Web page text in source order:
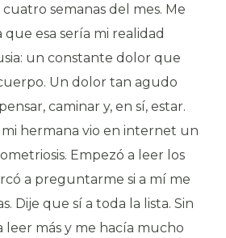
semanas del mes. Me
que esa sería mi realidad
un constante dolor que
Un dolor tan agudo
caminar y, en sí, estar.
hermana vio en internet un
Empezó a leer los
a preguntarme si a mí me
Dije que sí a toda la lista. Sin
leer más y me hacía mucho